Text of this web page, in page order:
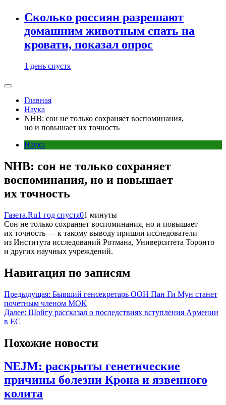
Сколько россиян разрешают
домашним животным спать на
кровати, показал опрос
1 день спустя
Главная
Наука
NHB: сон не только сохраняет воспоминания,
но и повышает их точность
Наука
NHB: сон не только сохраняет
воспоминания, но и повышает
их точность
Газета.Ru1 год спустя01 минуты
Сон не только сохраняет воспоминания, но и повышает
их точность — к такому выводу пришли исследователи
из Института исследований Ротмана, Университета Торонто
и других научных учреждений.
Навигация по записям
Предыдущая: Бывший генсекретарь ООН Пан Ги Мун станет
почетным членом МОК
Далее: Шойгу рассказал о последствиях вступления Армении
в ЕС
Похожие новости
NEJM: раскрыты генетические
причины болезни Крона и язвенного
колита